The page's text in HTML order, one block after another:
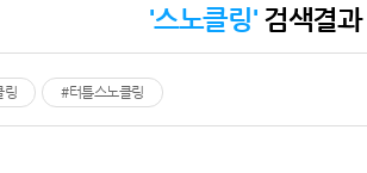
'스노클링' 검색결과
링 #터틀스노클링